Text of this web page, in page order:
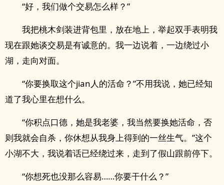
“好，我们做个交易怎么样？”
我把桃木剑装进背包里，放在地上，举起双手表明我
现在跟她谈交易是有诚意的。我一边说着，一边绕过小
湖，走向对面。
“你要换取这个jian人的活命？”不用我说，她已经知
道了我心里在想什么。
“你积点口德，她是我老婆，我当然要换她活命，否
则我就会自杀，你休想从我身上得到的一丝生气。”这个
小湖不大，我说着话已经绕过来，走到了假山跟前停下。
“你想死也没那么容易……你要干什么？”